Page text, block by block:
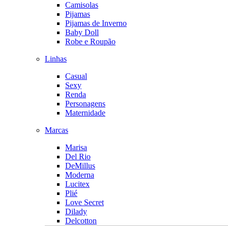
Camisolas
Pijamas
Pijamas de Inverno
Baby Doll
Robe e Roupão
Linhas
Casual
Sexy
Renda
Personagens
Maternidade
Marcas
Marisa
Del Rio
DeMillus
Moderna
Lucitex
Plié
Love Secret
Dilady
Delcotton